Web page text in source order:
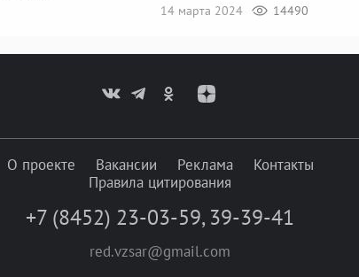
14 марта 2024
14490
О проекте Вакансии Реклама
Контакты
Правила цитирования
+7 (8452) 23-03-59, 39-39-41
red.vzsar@gmail.com